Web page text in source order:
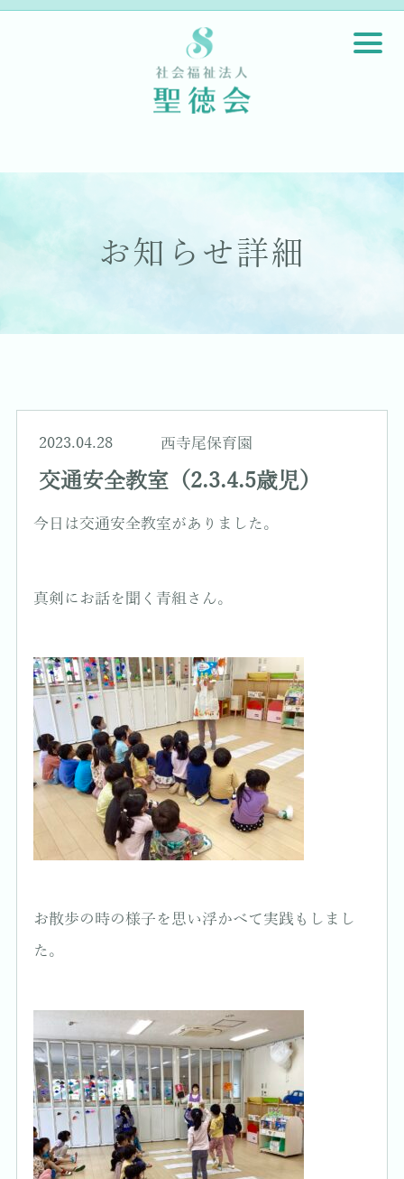
お知らせ詳細
2023.04.28 西寺尾保育園
交通安全教室（2.3.4.5歳児）
今日は交通安全教室がありました。
真剣にお話を聞く青組さん。
お散歩の時の様子を思い浮かべて実践もしまし
た。